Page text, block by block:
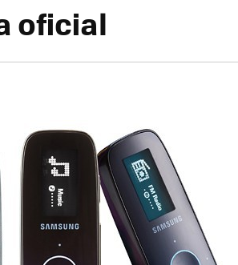
oficial